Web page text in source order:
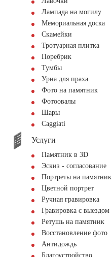
Лампада на могилу
Мемориальная доска
Скамейки
Тротуарная плитка
Поребрик
Тумбы
Урна для праха
Фото на памятник
Фотоовалы
Шары
Сaggiati
Услуги
Памятник в 3D
Эскиз - согласование
Портреты на памятник
Цветной портрет
Ручная гравировка
Гравировка с выездом
Ретушь на памятник
Восстановление фото
Антидождь
Благоустройство